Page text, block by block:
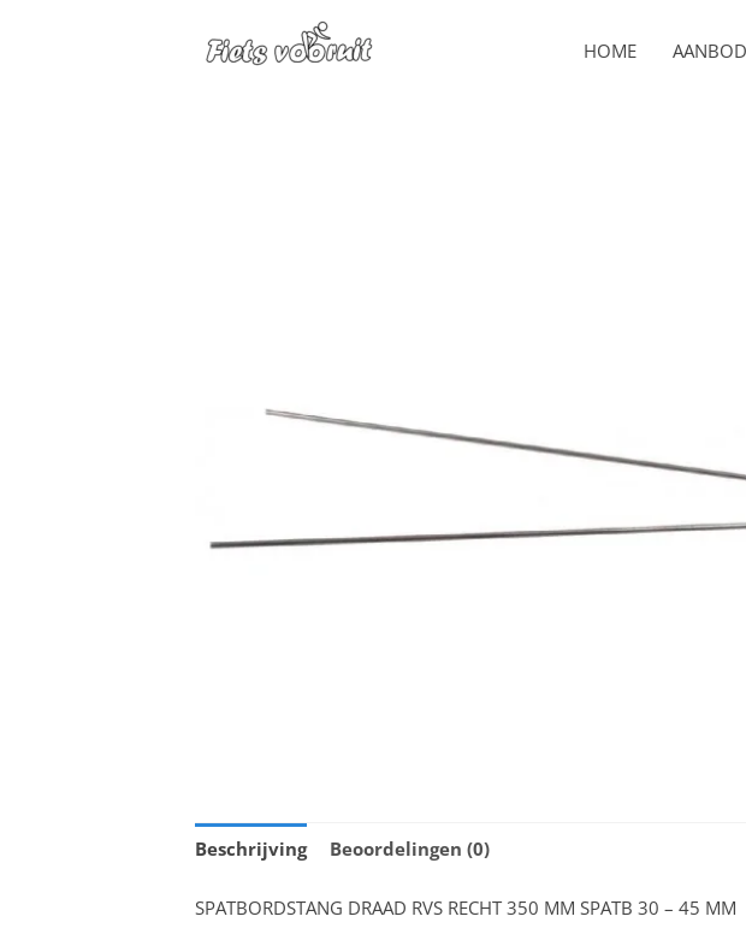
HOME
Beschrijving Beoordelingen (0)
SPATBORDSTANG DRAAD RVS RECHT 350 MM SPATB 30 – 45 MM